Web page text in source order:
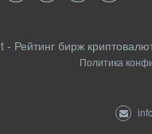
Рейтинг бирж
Политика